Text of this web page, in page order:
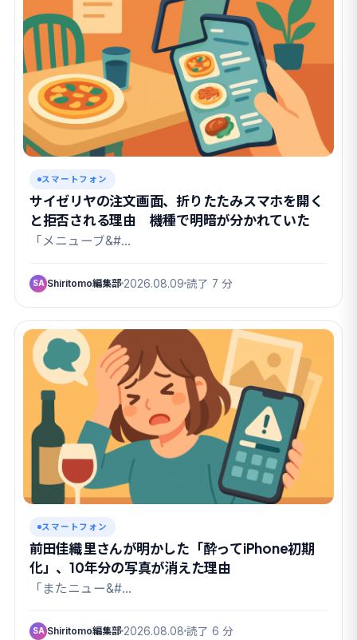
スマートフォン
サイゼリヤの注文画面、折りたたみスマホを開く
と拒否される理由 機種で明暗が分かれていた
「メニューブ&#…
SA Shiritomo編集部 2026.08.09 読了 7 分
スマートフォン
前田佳織里さんが明かした「酔ってiPhone初期
化」、10年分の写真が消えた理由
「またニュー&#…
SA Shiritomo編集部 2026.08.08 読了 6 分